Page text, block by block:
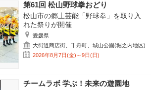
第61回 松山野球拳おどり
松山市の郷土芸能「野球拳」を取り入
れた祭りが開催
愛媛県
大街道商店街、千舟町、城山公園(堀之内地区)
2026年8月7日(金)～9日(日)
チームラボ 学ぶ！未来の遊園地